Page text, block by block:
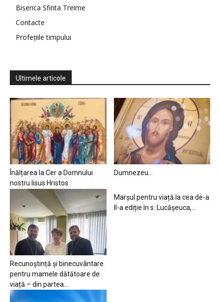
Biserica Sfinta Treime
Contacte
Profețiile timpului
Ultimele articole
Înălțarea la Cer a Domnului
nostru Iisus Hristos
Dumnezeu…
Recunoștință și binecuvântare
pentru mamele dătătoare de
viață – din partea...
Marșul pentru viață la cea de-a
II-a ediție în s. Lucășeuca,...